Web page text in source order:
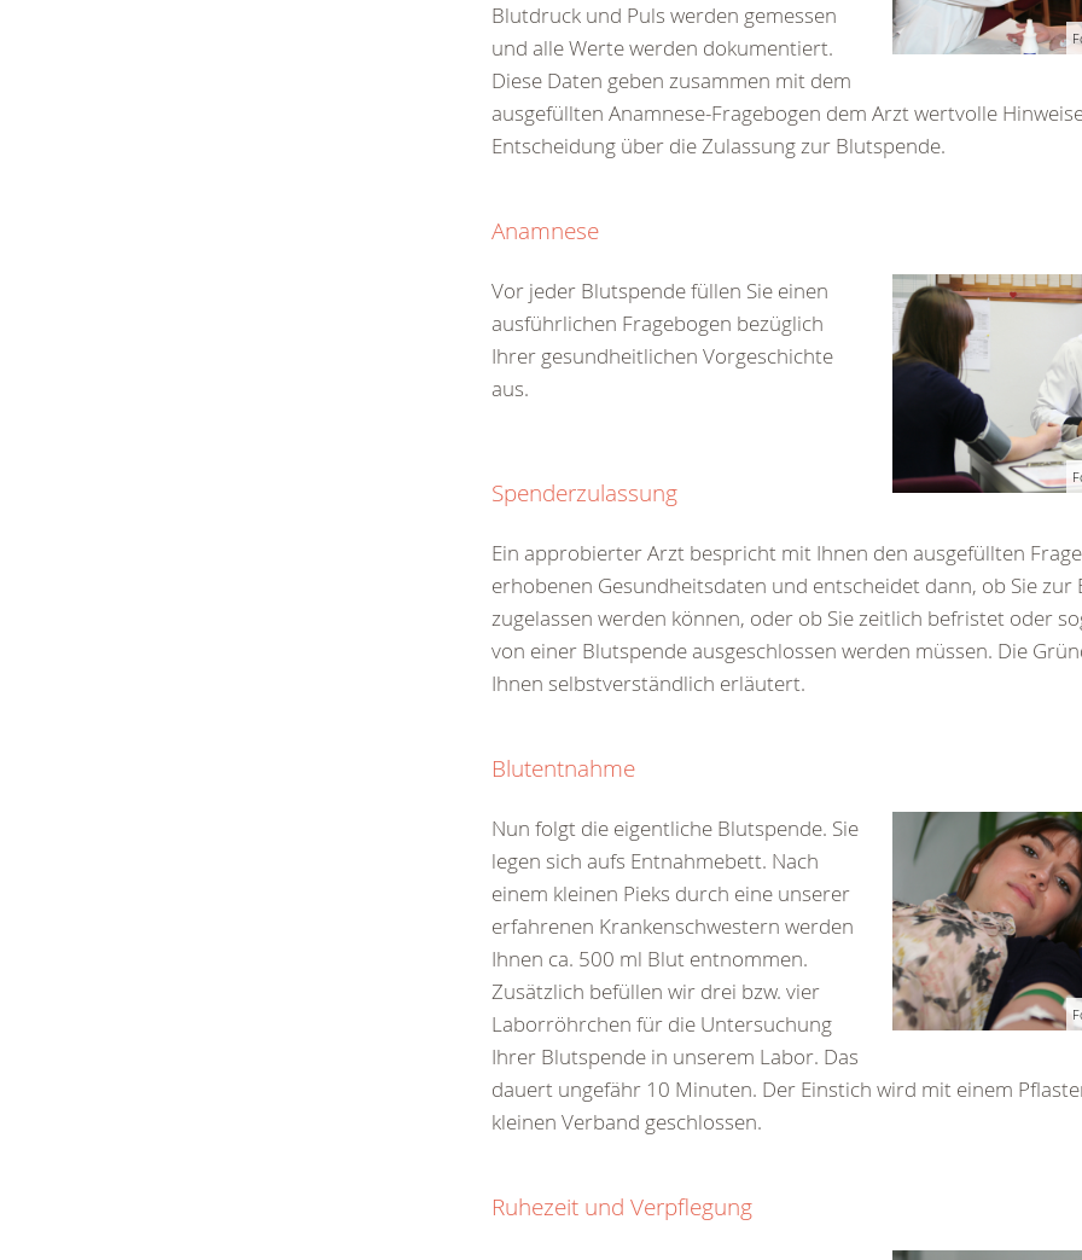
Blutdruck und Puls werden gemessen
und alle Werte werden dokumentiert.
Diese Daten geben zusammen mit dem
ausgefüllten Anamnese-Fragebogen dem Arzt wertvolle
Entscheidung über die Zulassung zur Blutspende.
Anamnese
Vor jeder Blutspende füllen Sie einen
ausführlichen Fragebogen bezüglich
Ihrer gesundheitlichen Vorgeschichte
aus.
Spenderzulassung
Ein approbierter Arzt bespricht mit Ihnen den ausgefüllten
erhobenen Gesundheitsdaten und entscheidet dann, ob Sie zur
zugelassen werden können, oder ob Sie zeitlich befristet oder
von einer Blutspende ausgeschlossen werden müssen. Die
Ihnen selbstverständlich erläutert.
Blutentnahme
Nun folgt die eigentliche Blutspende. Sie
legen sich aufs Entnahmebett. Nach
einem kleinen Pieks durch eine unserer
erfahrenen Krankenschwestern werden
Ihnen ca. 500 ml Blut entnommen.
Zusätzlich befüllen wir drei bzw. vier
Laborröhrchen für die Untersuchung
Ihrer Blutspende in unserem Labor. Das
dauert ungefähr 10 Minuten. Der Einstich wird mit einem
kleinen Verband geschlossen.
Ruhezeit und Verpflegung